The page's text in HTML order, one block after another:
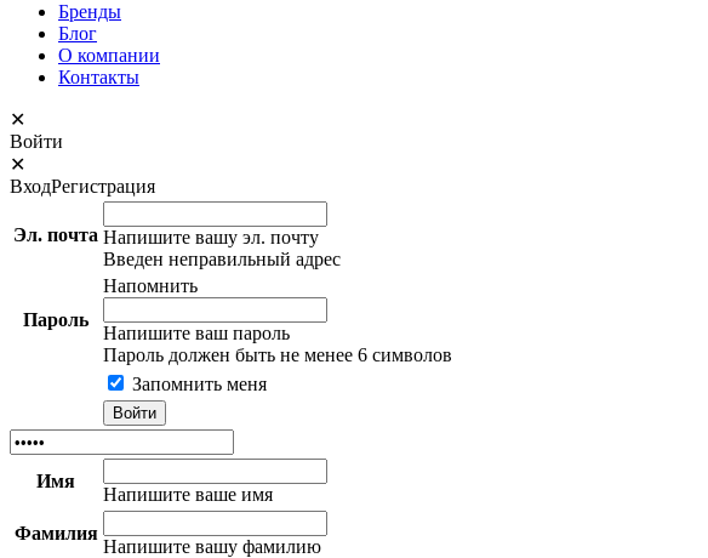
Бренды
Блог
О компании
Контакты
✕
Войти
✕
ВходРегистрация
Эл. почта Напишите вашу эл. почту
Введен неправильный адрес
Пароль
Напомнить
Напишите ваш пароль
Пароль должен быть не менее 6 символов
Запомнить меня
Имя
Напишите ваше имя
Фамилия
Напишите вашу фамилию